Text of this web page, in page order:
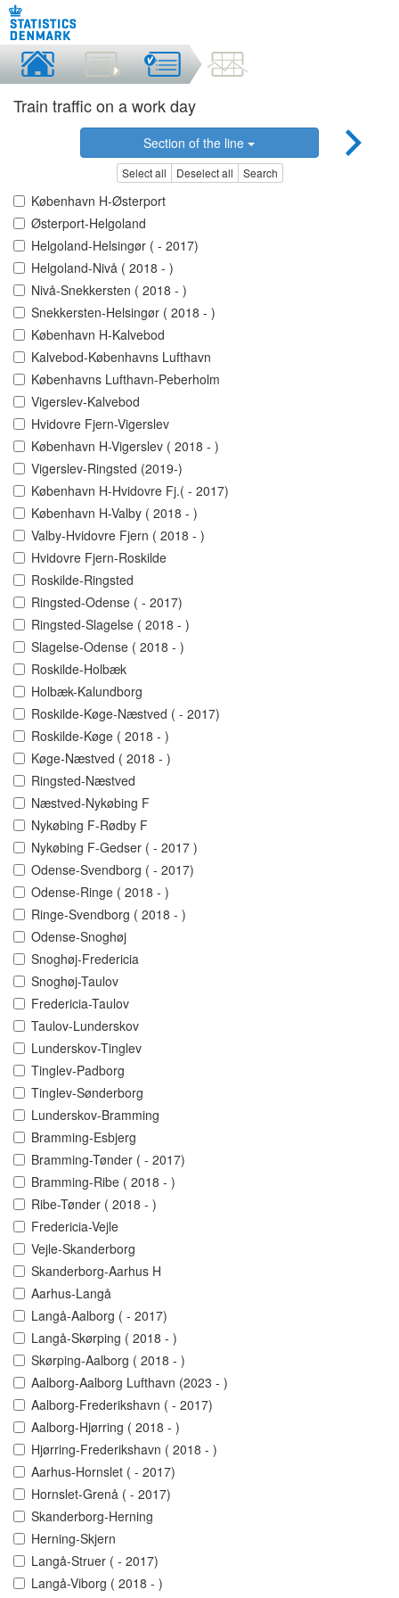
Train traffic on a work day
Section of the line
Select all Deselect all Search
København H-Østerport
Østerport-Helgoland
Helgoland-Helsingør ( - 2017)
Helgoland-Nivå ( 2018 - )
Nivå-Snekkersten ( 2018 - )
Snekkersten-Helsingør ( 2018 - )
København H-Kalvebod
Kalvebod-Københavns Lufthavn
Københavns Lufthavn-Peberholm
Vigerslev-Kalvebod
Hvidovre Fjern-Vigerslev
København H-Vigerslev ( 2018 - )
Vigerslev-Ringsted (2019-)
København H-Hvidovre Fj.( - 2017)
København H-Valby ( 2018 - )
Valby-Hvidovre Fjern ( 2018 - )
Hvidovre Fjern-Roskilde
Roskilde-Ringsted
Ringsted-Odense ( - 2017)
Ringsted-Slagelse ( 2018 - )
Slagelse-Odense ( 2018 - )
Roskilde-Holbæk
Holbæk-Kalundborg
Roskilde-Køge-Næstved ( - 2017)
Roskilde-Køge ( 2018 - )
Køge-Næstved ( 2018 - )
Ringsted-Næstved
Næstved-Nykøbing F
Nykøbing F-Rødby F
Nykøbing F-Gedser ( - 2017 )
Odense-Svendborg ( - 2017)
Odense-Ringe ( 2018 - )
Ringe-Svendborg ( 2018 - )
Odense-Snoghøj
Snoghøj-Fredericia
Snoghøj-Taulov
Fredericia-Taulov
Taulov-Lunderskov
Lunderskov-Tinglev
Tinglev-Padborg
Tinglev-Sønderborg
Lunderskov-Bramming
Bramming-Esbjerg
Bramming-Tønder ( - 2017)
Bramming-Ribe ( 2018 - )
Ribe-Tønder ( 2018 - )
Fredericia-Vejle
Vejle-Skanderborg
Skanderborg-Aarhus H
Aarhus-Langå
Langå-Aalborg ( - 2017)
Langå-Skørping ( 2018 - )
Skørping-Aalborg ( 2018 - )
Aalborg-Aalborg Lufthavn (2023 - )
Aalborg-Frederikshavn ( - 2017)
Aalborg-Hjørring ( 2018 - )
Hjørring-Frederikshavn ( 2018 - )
Aarhus-Hornslet ( - 2017)
Hornslet-Grenå ( - 2017)
Skanderborg-Herning
Herning-Skjern
Langå-Struer ( - 2017)
Langå-Viborg ( 2018 - )